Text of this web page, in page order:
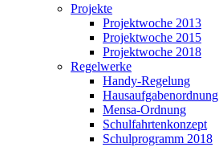
Projekte
Projektwoche 2013
Projektwoche 2015
Projektwoche 2018
Regelwerke
Handy-Regelung
Hausaufgabenordnung
Mensa-Ordnung
Schulfahrtenkonzept
Schulprogramm 2018